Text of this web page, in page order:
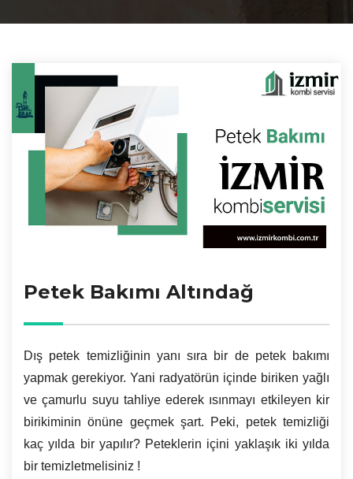
Petek Bakımı Altındağ
Dış petek temizliğinin yanı sıra bir de petek bakımı
yapmak gerekiyor. Yani radyatörün içinde biriken yağlı
ve çamurlu suyu tahliye ederek ısınmayı etkileyen kir
birikiminin önüne geçmek şart. Peki, petek temizliği
kaç yılda bir yapılır? Peteklerin içini yaklaşık iki yılda
bir temizletmelisiniz !